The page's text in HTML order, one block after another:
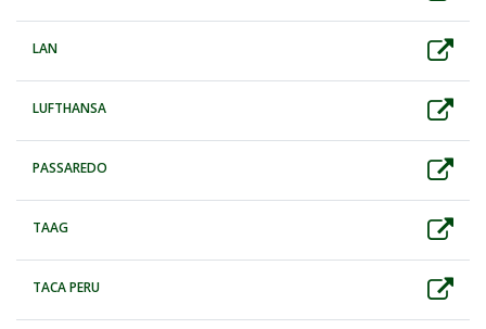
LAN
LUFTHANSA
PASSAREDO
TAAG
TACA PERU